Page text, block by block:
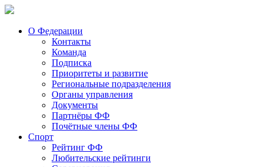
О Федерации
Контакты
Команда
Подписка
Приоритеты и развитие
Региональные подразделения
Органы управления
Документы
Партнёры ФФ
Почётные члены ФФ
Спорт
Рейтинг ФФ
Любительские рейтинги